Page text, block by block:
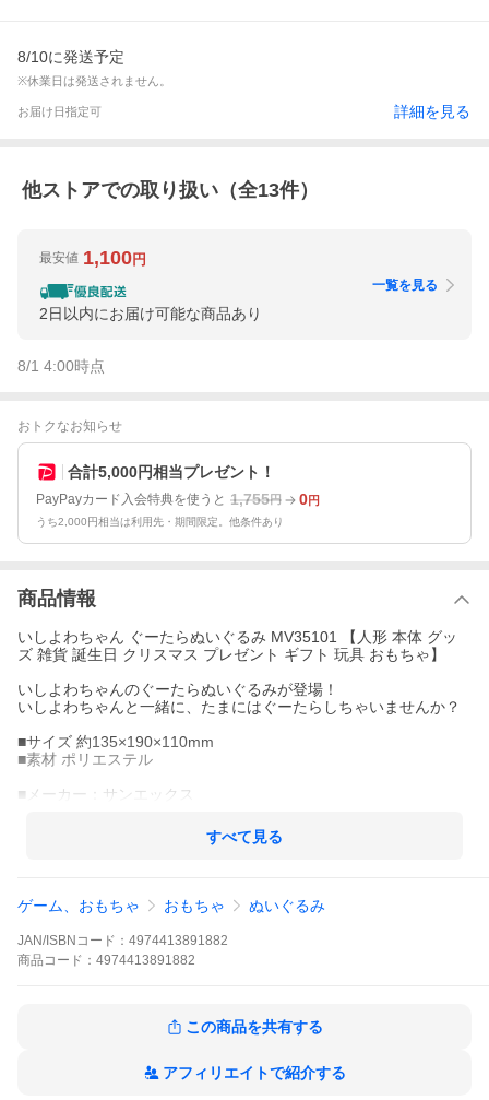
8/10に発送予定
※休業日は発送されません。
お届け日指定可 詳細を見る
他ストアでの取り扱い（全13件）
最安値 1,100円
2日以内にお届け可能な商品あり
一覧を見る
8/1 4:00時点
おトクなお知らせ
合計5,000円相当プレゼント！
PayPayカード入会特典を使うと 1,755円 0円
うち2,000円相当は利用先・期間限定。他条件あり
商品情報
いしよわちゃん ぐーたらぬいぐるみ MV35101 【人形 本体 グッ
ズ 雑貨 誕生日 クリスマス プレゼント ギフト 玩具 おもちゃ】
いしよわちゃんのぐーたらぬいぐるみが登場！
いしよわちゃんと一緒に、たまにはぐーたらしちゃいませんか？
■サイズ 約135×190×110mm
■素材 ポリエステル
■メーカー：サンエックス
すべて見る
ゲーム、おもちゃ おもちゃ ぬいぐるみ
JAN/ISBNコード： 4974413891882
商品 コード： 4974413891882
この商品を共有する
アフィリエイトで紹介する